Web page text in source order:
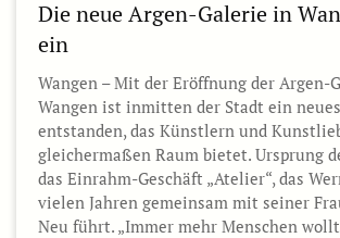
Die neue Argen-Galerie in
ein
Wangen – Mit der Eröffnung der Argen-
Wangen ist inmitten der Stadt ein
entstanden, das Künstlern und
gleichermaßen Raum bietet. Ursprung
das Einrahm-Geschäft „Atelier“, das
vielen Jahren gemeinsam mit seiner
Neu führt. „Immer mehr Menschen